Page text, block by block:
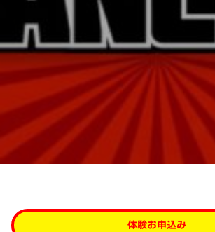
体験お申込み